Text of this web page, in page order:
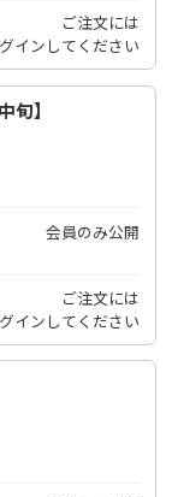
ご注文には
イン してください
旬】
会員のみ公開
ご注文には
イン してください